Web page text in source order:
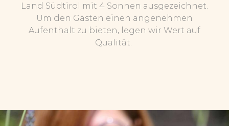
Land Südtirol mit 4 Sonnen ausgezeichnet.
Um den Gästen einen angenehmen
Aufenthalt zu bieten, legen wir Wert auf
Qualität.